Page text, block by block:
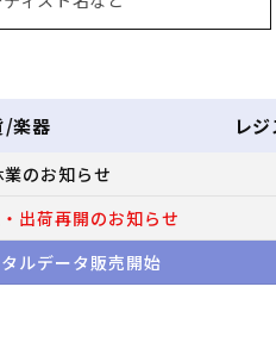
/楽器 レ
のお知らせ
出荷再開のお知らせ
ルデータ販売開始